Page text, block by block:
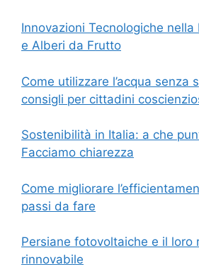
Innovazioni Tecnologiche
e Alberi da Frutto
Come utilizzare l’acqua senza
consigli per cittadini
Sostenibilità in Italia: a che
Facciamo chiarezza
Come migliorare
passi da fare
Persiane fotovoltaiche e il loro
rinnovabile